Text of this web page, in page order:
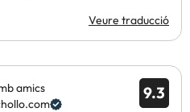
Veure traducció
9.3
amics